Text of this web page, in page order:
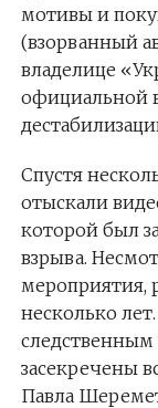
мотивы и
(взорванный
владелице
официальной
Спустя
отыскали
которой был
взрыва.
мероприятия,
несколько
засекречены
Павла